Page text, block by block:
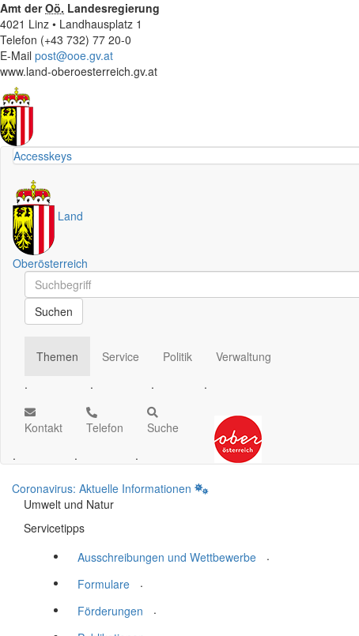
Amt derOö. Landesregierung
4021 Linz • Landhausplatz 1
Telefon (+43 732) 77 20-0
E-Mail post@ooe.gv.at
www.land-oberoesterreich.gv.at
Accesskeys
Land
Oberösterreich
Schnellsuche
Schnellsuche
Suchen
Themen
.
Service
.
Politik
.
Verwaltung
.
Kontakt
.
Telefon
.
Suche
.
Coronavirus: Aktuelle Informationen
Umwelt und Natur
Servicetipps
Ausschreibungen und Wettbewerbe
.
Formulare
.
Förderungen
.